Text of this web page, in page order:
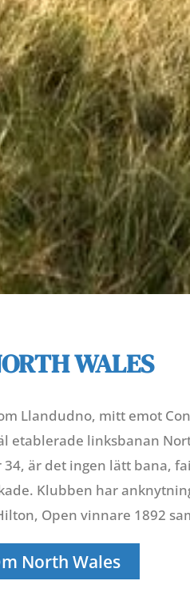
WALES
Llandudno, mitt emot
etablerade linksbanan
34, är det ingen lätt bana,
Klubben har
Open vinnare 1892
North Wales